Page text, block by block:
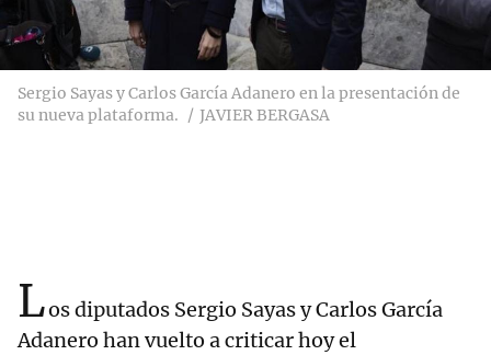
Sergio Sayas y Carlos García Adanero en la presentación de
su nueva plataforma.
JAVIER BERGASA
Los diputados Sergio Sayas y Carlos García
Adanero han vuelto a criticar hoy el